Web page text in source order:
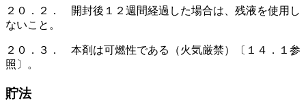
２０．２． 開封後１２週間経過した場合は、残液を使用し
ないこと。
２０．３． 本剤は可燃性である（火気厳禁）〔１４．１参
照〕。
貯法